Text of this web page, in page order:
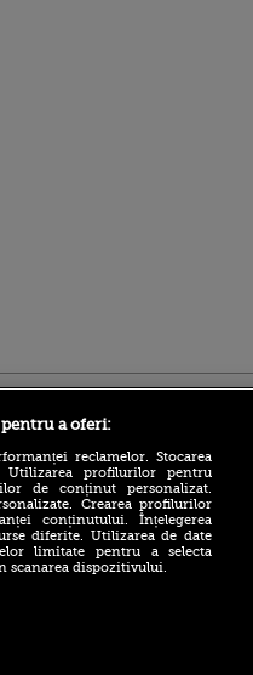
Mutare de ultimă oră în
Superligă! Mijlocașul s-a
a oferi:
reclamelor. Stocarea
profilurilor pentru
de conținut personalizat.
Crearea profilurilor
conținutului. Înțelegerea
diferite. Utilizarea de date
limitate pentru a selecta
scanarea dispozitivului.